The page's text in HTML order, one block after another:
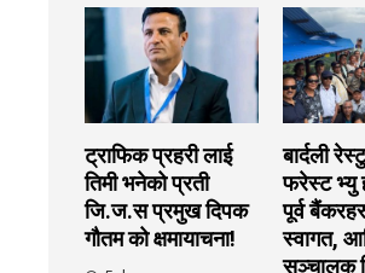
ट्राफिक प्रहरी लाई
तिमी भनेको प्रती
जि.ज.स प्रमुख दिपक
गौतम को क्षमायाचना!
बार्दली
फरेस्ट भ्यु
पूर्व
स्वागत,
सञ्चालक